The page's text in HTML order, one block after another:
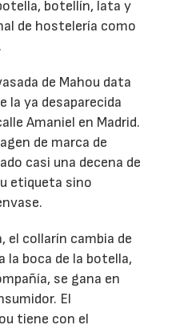
botellín, lata y
de hostelería como
de Mahou data
la ya desaparecida
Amaniel en Madrid.
de marca de
casi una decena de
etiqueta sino
el collarín cambia de
la boca de la botella,
se gana en
El
tiene con el